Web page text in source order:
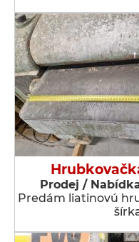
Prodej /
Predám liatinovú